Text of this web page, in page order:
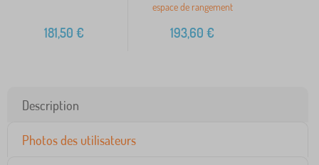
181,50 €
espace de rangement
193,60 €
Description
Photos des utilisateurs